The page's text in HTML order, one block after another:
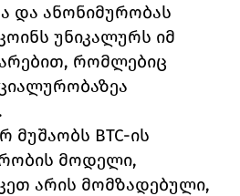
და ანონიმურობას
უნიკალურს იმ
რომლებიც
მუშაობს BTC-ის
მოდელი,
არის მომზადებული,